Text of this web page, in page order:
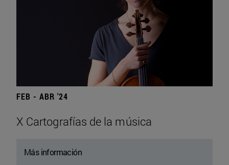
FEB - ABR '24
X Cartografías de la música
Más información